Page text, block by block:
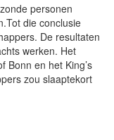
personen
die conclusie
De resultaten
werken. Het
Bonn en het King’s
zou slaaptekort